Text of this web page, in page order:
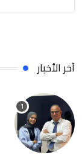
آخر الأخبار